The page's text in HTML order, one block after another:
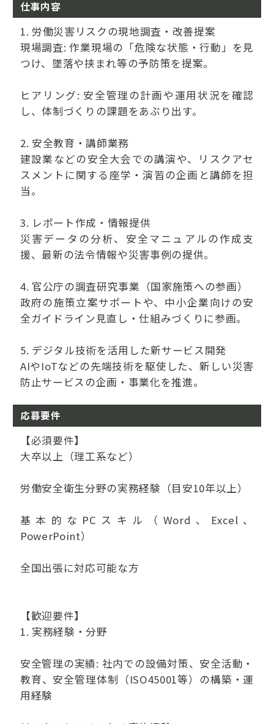
仕事内容
1. 労働災害リスクの現地調査・改善提案
現場調査: 作業現場の「危険な状態・行動」を見
つけ、墜落や挟まれ等の予防策を提案。
ヒアリング: 安全管理の計画や運用状況を確認
し、体制づくりの課題をあぶり出す。
2. 安全教育・講師業務
建設業などの安全大会での講演や、リスクアセ
スメントに関する座学・演習の企画と講師を担
当。
3. レポート作成・情報提供
災害データの分析、安全マニュアルの作成支
援、最新の法令情報や災害事例の提供。
4. 官公庁の調査研究事業（国家施策への参画）
政府の施策立案サポートや、中小企業向けの安
全ガイドライン見直し・仕組みづくりに参画。
5. デジタル技術を活用した新サービス開発
AIやIoTなどの先端技術を駆使した、新しい災害
防止サービスの企画・事業化を推進。
応募要件
【必須要件】
大卒以上（理工系など）
労働安全衛生分野の実務経験（目安10年以上）
基本的なPCスキル（Word、Excel、
PowerPoint）
全国出張に対応可能な方
【歓迎要件】
1. 実務経験・分野
安全管理の実績: 社内での設備対策、安全活動・
教育、安全管理体制（ISO45001等）の構築・運
用経験